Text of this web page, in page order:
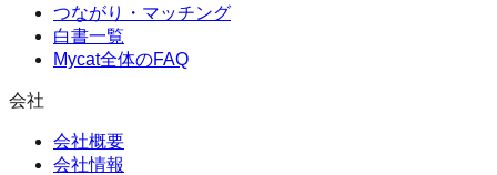
つながり・マッチング
白書一覧
Mycat全体のFAQ
会社
会社概要
会社情報